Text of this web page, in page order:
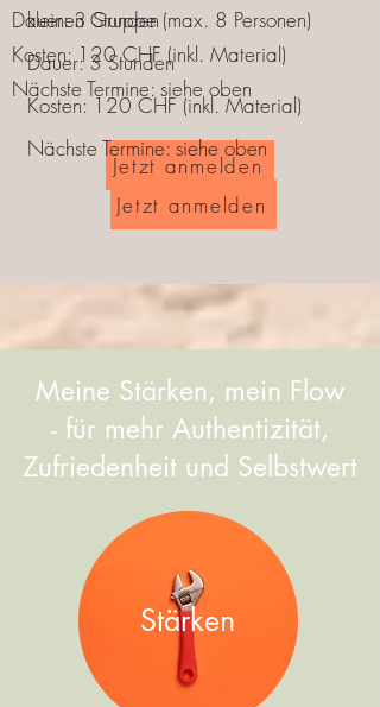
Dauer: 3 Stunden
Kosten: 120 CHF (inkl. Material)
Nächste Termine: siehe oben
Jetzt anmelden
kleinen Gruppe (max. 8 Personen)
Dauer: 3 Stunden
Kosten: 120 CHF (inkl. Material)
Nächste Termine: siehe oben
Jetzt anmelden
Meine Stärken, mein Flow
- für mehr Authentizität,
Zufriedenheit und Selbstwert
Stärken